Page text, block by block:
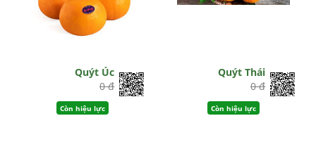
Quýt Úc
0 đ
Còn hiệu lực
Quýt Thái
0 đ
Còn hiệu lực